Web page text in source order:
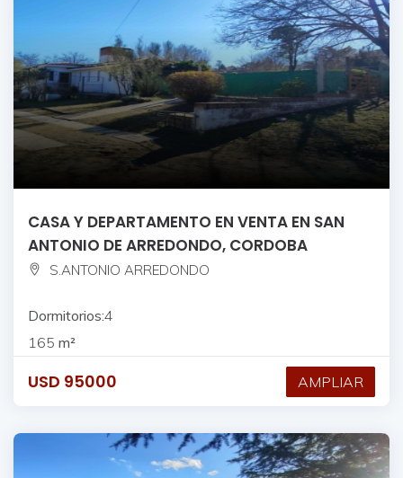
CASA Y DEPARTAMENTO EN VENTA EN SAN
ANTONIO DE ARREDONDO, CORDOBA
S.ANTONIO ARREDONDO
Dormitorios:4
165 m²
USD 95000 AMPLIAR